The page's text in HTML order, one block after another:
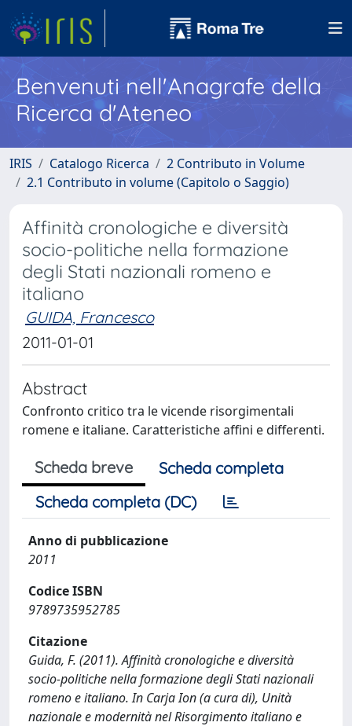
Benvenuti nell'Anagrafe della
Ricerca d'Ateneo
IRIS Catalogo Ricerca
2 Contributo in Volume
2.1 Contributo in volume (Capitolo o Saggio)
Affinità cronologiche e diversità
socio-politiche nella formazione
degli Stati nazionali romeno e
italiano
GUIDA, Francesco
2011-01-01
Abstract
Confronto critico tra le vicende risorgimentali
romene e italiane. Caratteristiche affini e differenti.
Scheda breve
Scheda completa
Scheda completa (DC)
Anno di pubblicazione
2011
Codice ISBN
9789735952785
Citazione
Guida, F. (2011). Affinità cronologiche e diversità
socio-politiche nella formazione degli Stati nazionali
romeno e italiano. In Carja Ion (a cura di), Unità
nazionale e modernità nel Risorgimento italiano e